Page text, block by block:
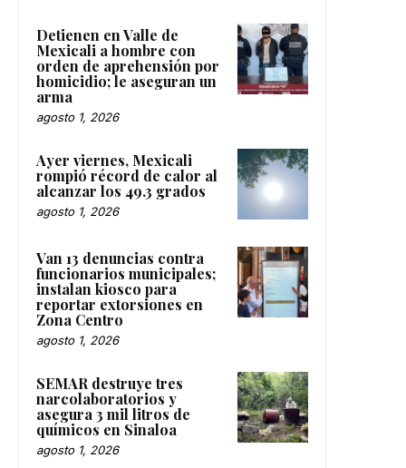
Detienen en Valle de
Mexicali a hombre con
orden de aprehensión por
homicidio; le aseguran un
arma
agosto 1, 2026
Ayer viernes, Mexicali
rompió récord de calor al
alcanzar los 49.3 grados
agosto 1, 2026
Van 13 denuncias contra
funcionarios municipales;
instalan kiosco para
reportar extorsiones en
Zona Centro
agosto 1, 2026
SEMAR destruye tres
narcolaboratorios y
asegura 3 mil litros de
químicos en Sinaloa
agosto 1, 2026